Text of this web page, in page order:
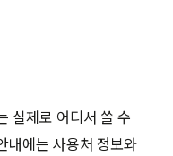
실제로 어디서 쓸 수
내에는 사용처 정보와